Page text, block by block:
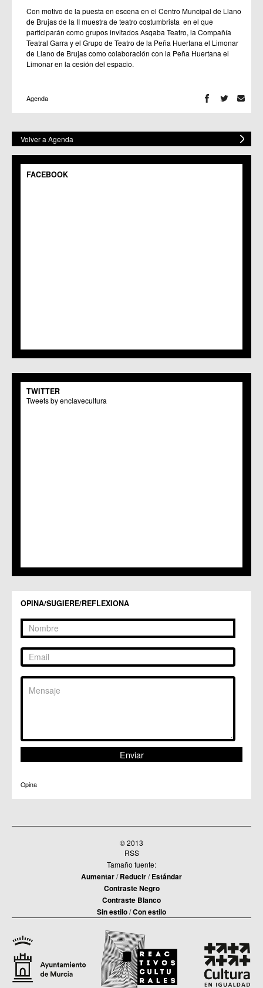
Con motivo de la puesta en escena en el Centro Muncipal de Llano
de Brujas de la II muestra de teatro costumbrista en el que
participarán como grupos invitados Asqaba Teatro, la Compañía
Teatral Garra y el Grupo de Teatro de la Peña Huertana el Limonar
de Llano de Brujas como colaboración con la Peña Huertana el
Limonar en la cesión del espacio.
Agenda
Volver a Agenda
FACEBOOK
TWITTER
Tweets by enclavecultura
OPINA/SUGIERE/REFLEXIONA
Opina
© 2013
RSS
Tamaño fuente:
Aumentar/Reducir/Estándar
Contraste Negro
Contraste Blanco
Sin estilo/Con estilo